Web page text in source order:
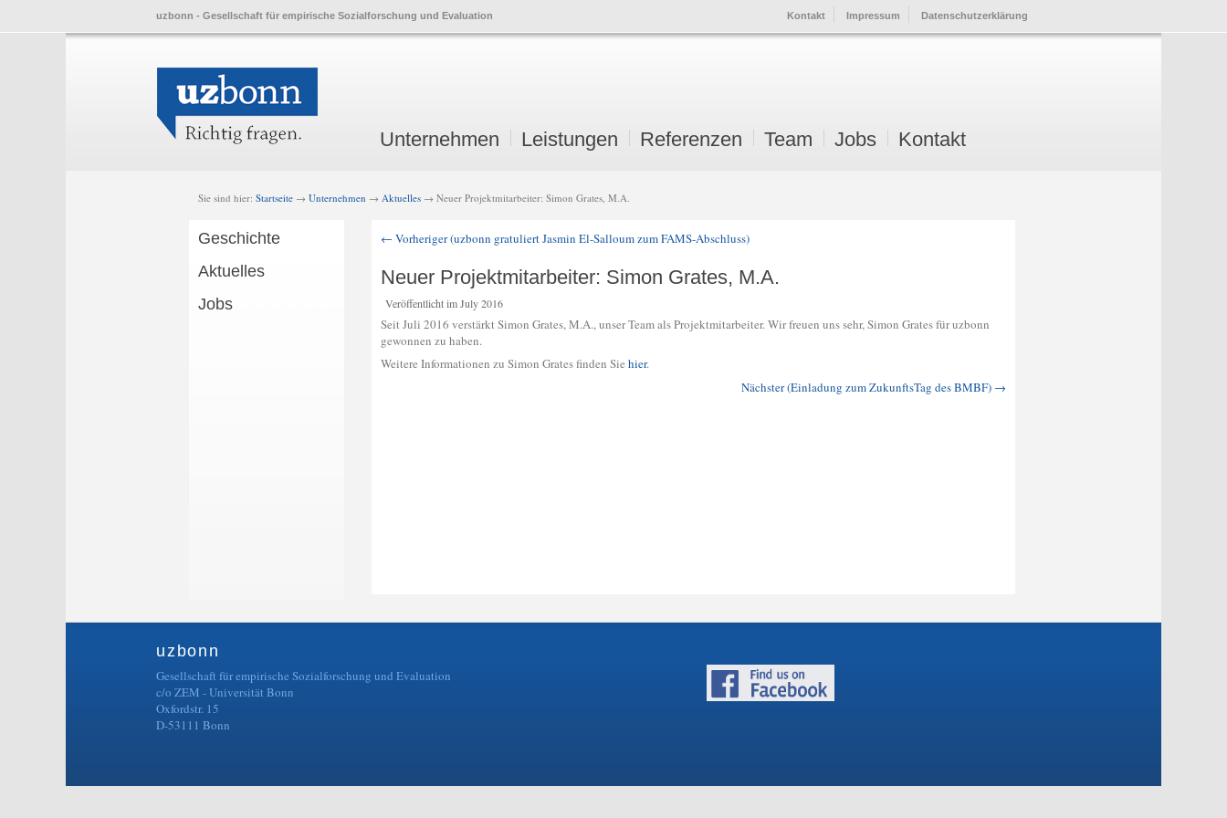
uzbonn - Gesellschaft für empirische Sozialforschung und Evaluation Kontakt Impressum Datenschutzerklärung
Skip
content
Skip
content
Unternehmen Leistungen Referenzen Team Jobs Kontakt
Sie sind hier: Startseite → Unternehmen → Aktuelles → Neuer Projektmitarbeiter: Simon Grates, M.A.
Geschichte
Aktuelles
Jobs
navigation
← Vorheriger (uzbonn gratuliert Jasmin El-Salloum zum FAMS-Abschluss)
Neuer Projektmitarbeiter: Simon Grates, M.A.
Veröffentlicht im July 2016
Seit Juli 2016 verstärkt Simon Grates, M.A., unser Team als Projektmitarbeiter. Wir freuen uns sehr, Simon Grates für uzbonn
gewonnen zu haben.
Weitere Informationen zu Simon Grates finden Sie hier.
Nächster (Einladung zum ZukunftsTag des BMBF) →
uzbonn
Gesellschaft für empirische Sozialforschung und Evaluation
c/o ZEM - Universität Bonn
Oxfordstr. 15
D-53111 Bonn